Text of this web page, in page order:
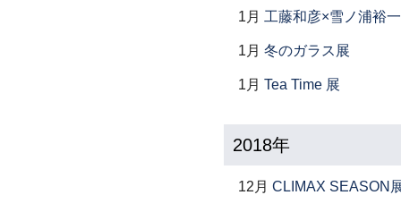
1月 工藤和彦×雪ノ浦裕
1月 冬のガラス展
1月 Tea Time 展
2018年
12月 CLIMAX SEASON